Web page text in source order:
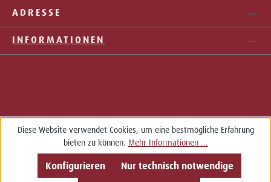
ADRESSE
INFORMATIONEN
Diese Website verwendet Cookies, um eine bestmögliche Erfahrung
bieten zu können. Mehr Informationen ...
Nur technisch notwendige
Konfigurieren